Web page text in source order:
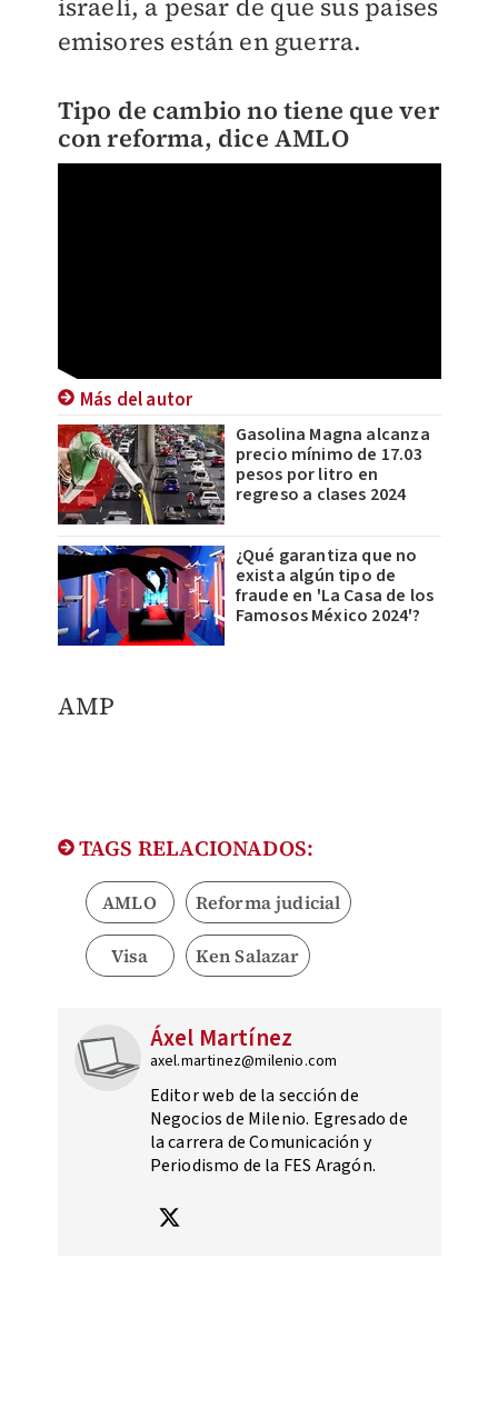
israelí, a pesar de que sus países
emisores están en guerra.
Tipo de cambio no tiene que ver
con reforma, dice AMLO
Más del autor
Gasolina Magna alcanza
precio mínimo de 17.03
pesos por litro en
regreso a clases 2024
¿Qué garantiza que no
exista algún tipo de
fraude en 'La Casa de los
Famosos México 2024'?
AMP
TAGS RELACIONADOS:
AMLO Reforma judicial
Visa Ken Salazar
Áxel Martínez
axel.martinez@milenio.com
Editor web de la sección de
Negocios de Milenio. Egresado de
la carrera de Comunicación y
Periodismo de la FES Aragón.